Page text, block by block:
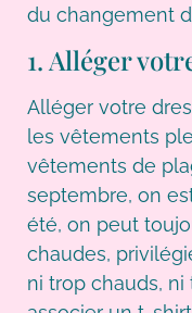
du changement
1. Alléger
Alléger votre
les vêtements
vêtements de
septembre, on
été, on peut
chaudes,
ni trop chauds, ni